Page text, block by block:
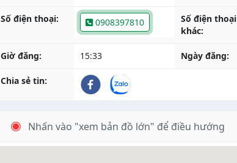
Số điện thoại: 0908397810
Số điện thoại
khác:
Giờ đăng: 15:33 Ngày đăng:
Chia sẻ tin:
Nhấn vào "xem bản đồ lớn" để điều hướng